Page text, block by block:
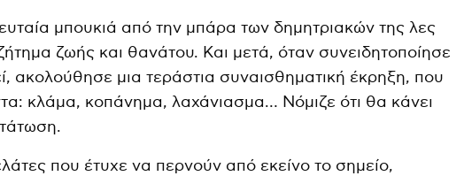
μπουκιά από την μπάρα των δημητριακών της λες
ζωής και θανάτου. Και μετά, όταν συνειδητοποίησε
ακολούθησε μια τεράστια συναισθηματική έκρηξη, που
κλάμα, κοπάνημα, λαχάνιασμα… Νόμιζε ότι θα κάνει
που έτυχε να περνούν από εκείνο το σημείο,